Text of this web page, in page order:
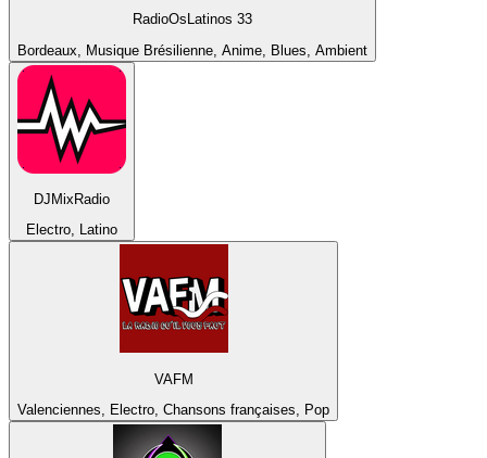
RadioOsLatinos 33
Bordeaux, Musique Brésilienne, Anime, Blues, Ambient
DJMixRadio
Electro, Latino
VAFM
Valenciennes, Electro, Chansons françaises, Pop